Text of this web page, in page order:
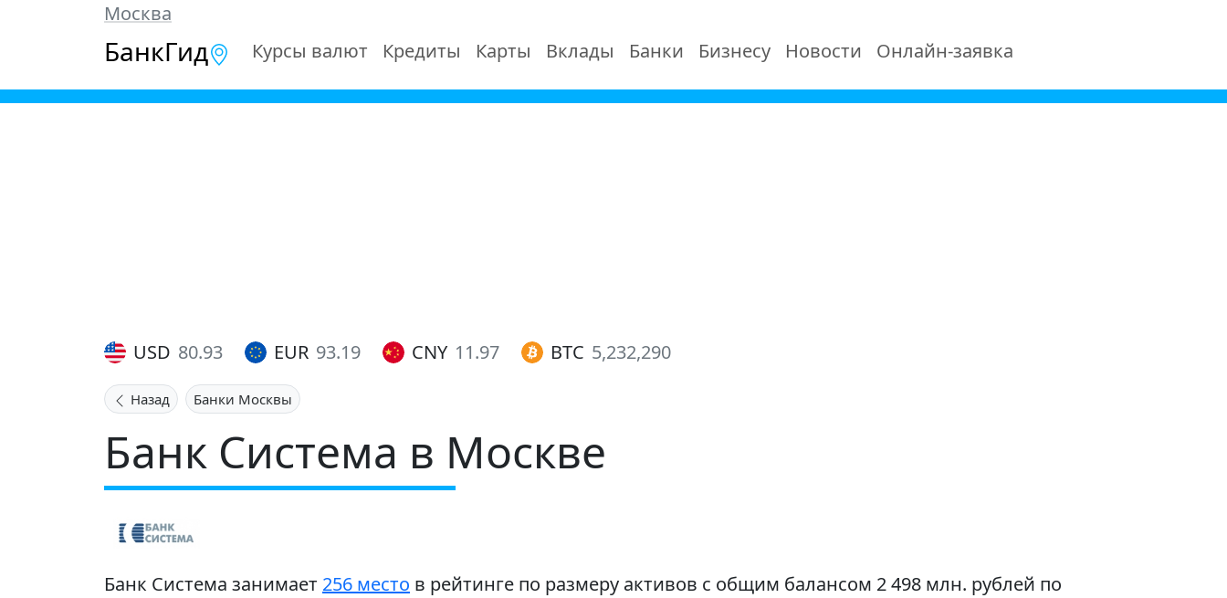
Москва
БанкГид Курсы валют Кредиты Карты Вклады Банки Бизнесу Новости Онлайн-заявка
USD 80.93 EUR 93.19 CNY 11.97 BTC 5,232,290
Назад Банки Москвы
Банк Система в Москве
Банк Система занимает 256 место в рейтинге по размеру активов с общим балансом 2 498 млн. рублей по